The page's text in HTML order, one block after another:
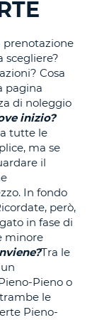
prenotazione
scegliere?
Cosa
pagina
di noleggio
inizio?
tutte le
ma se
il
In fondo
però,
in fase di
minore
Tra le
Pieno o
le
Pieno-